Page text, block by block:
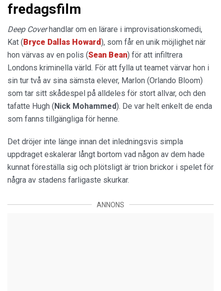
fredagsfilm
Deep Coverhandlar om en lärare i improvisationskomedi,
Kat (Bryce Dallas Howard), som får en unik möjlighet när
hon värvas av en polis (Sean Bean) för att infiltrera
Londons kriminella värld. För att fylla ut teamet värvar hon i
sin tur två av sina sämsta elever, Marlon (Orlando Bloom)
som tar sitt skådespel på alldeles för stort allvar, och den
tafatte Hugh (Nick Mohammed). De var helt enkelt de enda
som fanns tillgängliga för henne.
Det dröjer inte länge innan det inledningsvis simpla
uppdraget eskalerar långt bortom vad någon av dem hade
kunnat föreställa sig och plötsligt är trion brickor i spelet för
några av stadens farligaste skurkar.
ANNONS